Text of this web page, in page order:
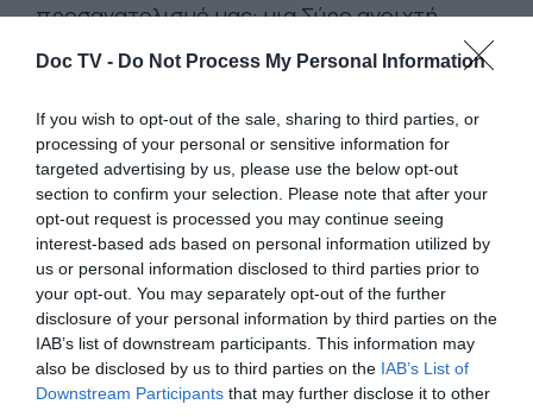
Doc TV - Do Not Process My Personal Information
If you wish to opt-out of the sale, sharing to third parties, or
processing of your personal or sensitive information for
targeted advertising by us, please use the below opt-out
section to confirm your selection. Please note that after your
opt-out request is processed you may continue seeing
interest-based ads based on personal information utilized by
us or personal information disclosed to third parties prior to
your opt-out. You may separately opt-out of the further
disclosure of your personal information by third parties on the
IAB’s list of downstream participants. This information may
also be disclosed by us to third parties on the IAB’s List of
Downstream Participants that may further disclose it to other
προσανατολισμό μας: μια Σύρο ανοιχτή,
ανθρώπινη και φιλόξενη για κάθε κάτοικο και
Τουρισμού και Παραλιών του Δήμου Σύρου-
Ερμούπολης, Γιάννης Βουτσίνος, στο ΑΠΕ
ΜΠΕ.
Το νησί διαθέτει ένα μεγάλο δίκτυοαπό
δημοτικές ομπρέλες, δίνοντας τη
δυνατότητα σε κατοίκους και επισκέπτες να
απολαμβάνουν τη σκιά στις παραλίες χωρίς
οικονομική επιβάρυνση, αναδεικνύοντας
στην πράξη ότι η ποιότητα της παραλιακής